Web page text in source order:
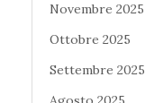
Novembre 2025
Ottobre 2025
Settembre 2025